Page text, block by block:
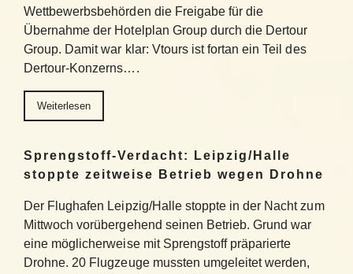
Wettbewerbsbehörden die Freigabe für die
Übernahme der Hotelplan Group durch die Dertour
Group. Damit war klar: Vtours ist fortan ein Teil des
Dertour-Konzerns….
Weiterlesen
Sprengstoff-Verdacht: Leipzig/Halle
stoppte zeitweise Betrieb wegen Drohne
Der Flughafen Leipzig/Halle stoppte in der Nacht zum
Mittwoch vorübergehend seinen Betrieb. Grund war
eine möglicherweise mit Sprengstoff präparierte
Drohne. 20 Flugzeuge mussten umgeleitet werden,